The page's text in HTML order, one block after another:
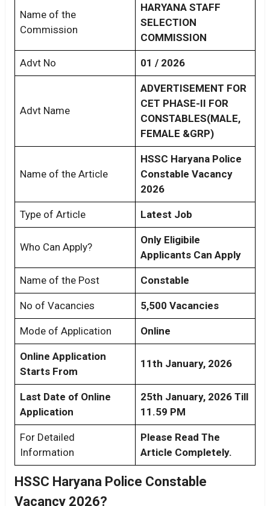
Name of the
Commission
HARYANA STAFF
SELECTION
COMMISSION
Advt No 01 / 2026
Advt Name
ADVERTISEMENT FOR
CET PHASE-II FOR
CONSTABLES(MALE,
FEMALE &GRP)
Name of the Article
HSSC Haryana Police
Constable Vacancy
2026
Type of Article Latest Job
Who Can Apply?
Only Eligibile
Applicants Can Apply
Name of the Post Constable
No of Vacancies 5,500 Vacancies
Mode of Application Online
Online Application
Starts From
11th January, 2026
Last Date of Online
Application
25th January, 2026 Till
11.59 PM
For Detailed
Information
Please Read The
Article Completely.
HSSC Haryana Police Constable
Vacancy 2026?